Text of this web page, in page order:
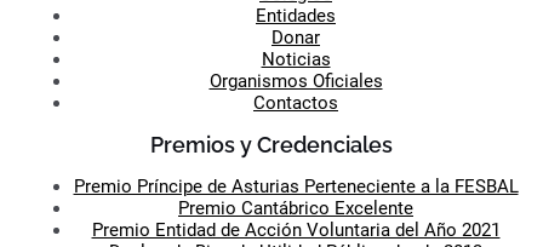
Entidades
Donar
Noticias
Organismos Oficiales
Contactos
Premios y Credenciales
Premio Príncipe de Asturias Perteneciente a la FESBAL
Premio Cantábrico Excelente
Premio Entidad de Acción Voluntaria del Año 2021